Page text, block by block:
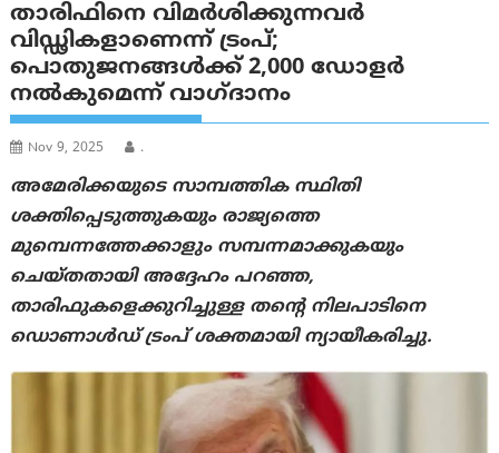
താരിഫിനെ വിമര്‍ശിക്കുന്നവര്‍
വിഡ്ഢികളാണെന്ന് ട്രം‌പ്;
പൊതുജനങ്ങൾക്ക് 2,000 ഡോളർ
നല്‍കുമെന്ന് വാഗ്ദാനം
Nov 9, 2025 .
അമേരിക്കയുടെ സാമ്പത്തിക സ്ഥിതി
ശക്തിപ്പെടുത്തുകയും രാജ്യത്തെ
മുമ്പെന്നത്തേക്കാളും സമ്പന്നമാക്കുകയും
ചെയ്തതായി അദ്ദേഹം പറഞ്ഞ,
താരിഫുകളെക്കുറിച്ചുള്ള തന്റെ നിലപാടിനെ
ഡൊണാൾഡ് ട്രംപ് ശക്തമായി ന്യായീകരിച്ചു.